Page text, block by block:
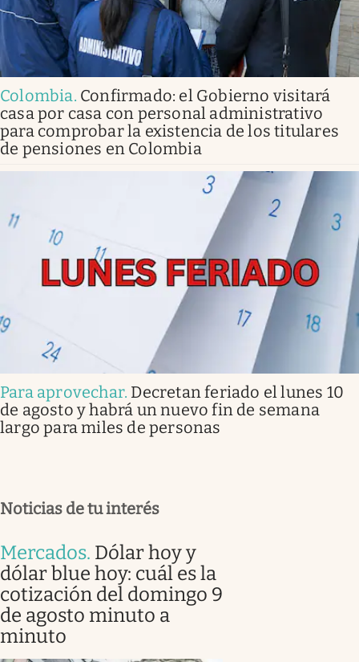
Colombia. Confirmado: el Gobierno visitará
casa por casa con personal administrativo
para comprobar la existencia de los titulares
de pensiones en Colombia
Para aprovechar. Decretan feriado el lunes 10
de agosto y habrá un nuevo fin de semana
largo para miles de personas
Noticias de tu interés
Mercados. Dólar hoy y
dólar blue hoy: cuál es la
cotización del domingo 9
de agosto minuto a
minuto